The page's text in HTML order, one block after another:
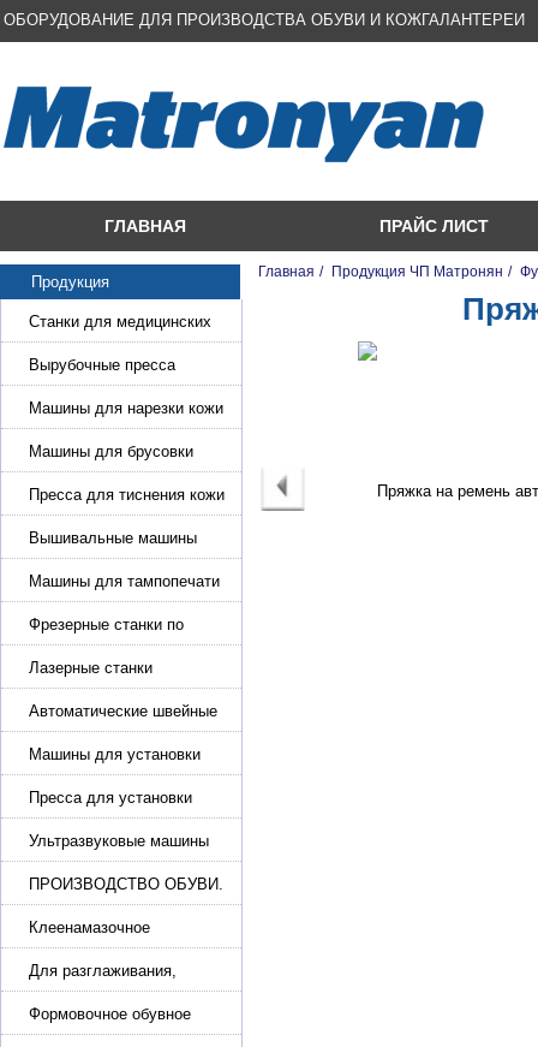
ОБОРУДОВАНИЕ ДЛЯ ПРОИЗВОДСТВА ОБУВИ И КОЖГАЛАНТЕРЕИ
ГЛАВНАЯ ПРАЙС ЛИСТ
Продукция
Станки для медицинских
масок
Вырубочные пресса
Машины для нарезки кожи
и стропы
Машины для брусовки
кожи,меха,поролона
Пресса для тиснения кожи
Вышивальные машины
Машины для тампопечати
Фрезерные станки по
металлу
Лазерные станки
Автоматические швейные
машины с программным
управлением
Машины для установки
жемчуга, бусин, заклепок и
фурнитура
Пресса для установки
фурнитуры: блочка,
люверсы, петля
Ультразвуковые машины
для сварки
ПРОИЗВОДСТВО ОБУВИ.
Машины для изготовления
обуви
Клеенамазочное
оборудование и активаторы
клея
Для разглаживания,
разбивания и герметизации
шва
Формовочное обувное
оборудование
Главная / Продукция ЧП Матронян /